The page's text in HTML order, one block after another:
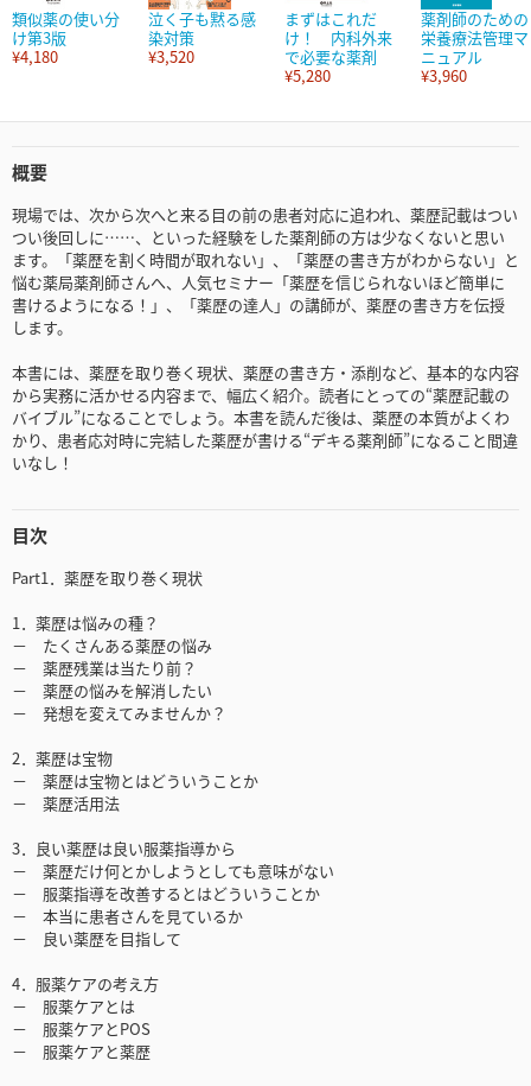
類似薬の使い分
け第3版
¥4,180
泣く子も黙る感
染対策
¥3,520
まずはこれだ
け！ 内科外来
で必要な薬剤
¥5,280
薬剤師のための
栄養療法管理マ
ニュアル
¥3,960
概要
現場では、次から次へと来る目の前の患者対応に追われ、薬歴記載はつい
つい後回しに……、といった経験をした薬剤師の方は少なくないと思い
ます。「薬歴を割く時間が取れない」、「薬歴の書き方がわからない」と
悩む薬局薬剤師さんへ、人気セミナー「薬歴を信じられないほど簡単に
書けるようになる！」、「薬歴の達人」の講師が、薬歴の書き方を伝授
します。
本書には、薬歴を取り巻く現状、薬歴の書き方・添削など、基本的な内容
から実務に活かせる内容まで、幅広く紹介。読者にとっての“薬歴記載の
バイブル”になることでしょう。本書を読んだ後は、薬歴の本質がよくわ
かり、患者応対時に完結した薬歴が書ける“デキる薬剤師”になること間違
いなし！
目次
Part1．薬歴を取り巻く現状
1．薬歴は悩みの種？
－ たくさんある薬歴の悩み
－ 薬歴残業は当たり前？
－ 薬歴の悩みを解消したい
－ 発想を変えてみませんか？
2．薬歴は宝物
－ 薬歴は宝物とはどういうことか
－ 薬歴活用法
3．良い薬歴は良い服薬指導から
－ 薬歴だけ何とかしようとしても意味がない
－ 服薬指導を改善するとはどういうことか
－ 本当に患者さんを見ているか
－ 良い薬歴を目指して
4．服薬ケアの考え方
－ 服薬ケアとは
－ 服薬ケアとPOS
－ 服薬ケアと薬歴